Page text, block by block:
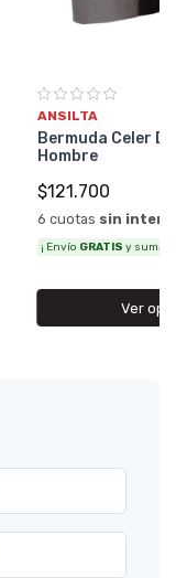
ANSILTA
Bermuda Celer
Hombre
$121.700
6 cuotas sin
¡ Envío GRATIS y sumás
Ver